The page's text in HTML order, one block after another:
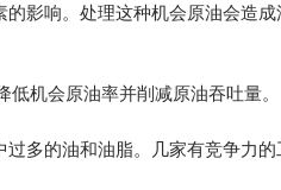
影响。处理这种机会原油会造
机会原油率并削减原油吞吐量。
多的油和油脂。几家有竞争力